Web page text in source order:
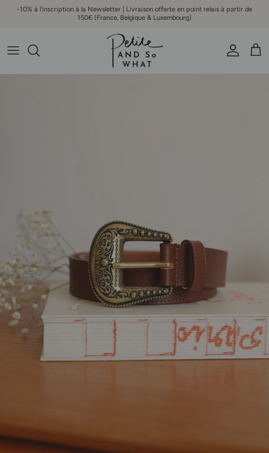
Aller au contenu
-10% à l'inscription à la Newsletter | Livraison offerte en point relais à partir de
150€ (France, Belgique & Luxembourg)
Compte